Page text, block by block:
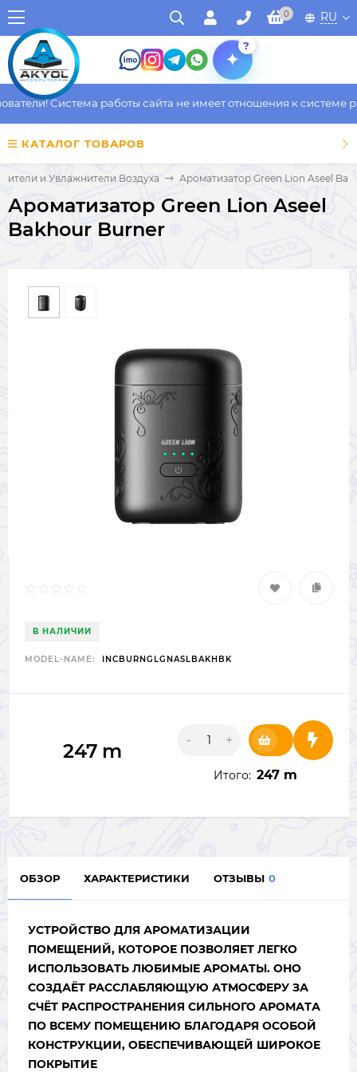
0 RU
?
Система работы сайта не имеет отношения к системе
КАТАЛОГ ТОВАРОВ
и Увлажнители Воздуха Ароматизатор Green Lion Aseel
Ароматизатор Green Lion Aseel
Bakhour Burner
В НАЛИЧИИ
MODEL-NAME: INCBURNGLGNASLBAKHBK
247 m - +
Итого: 247 m
ОБЗОР ХАРАКТЕРИСТИКИ ОТЗЫВЫ 0
УСТРОЙСТВО ДЛЯ АРОМАТИЗАЦИИ
ПОМЕЩЕНИЙ, КОТОРОЕ ПОЗВОЛЯЕТ ЛЕГКО
ИСПОЛЬЗОВАТЬ ЛЮБИМЫЕ АРОМАТЫ. ОНО
СОЗДАЁТ РАССЛАБЛЯЮЩУЮ АТМОСФЕРУ ЗА
СЧЁТ РАСПРОСТРАНЕНИЯ СИЛЬНОГО АРОМАТА
ПО ВСЕМУ ПОМЕЩЕНИЮ БЛАГОДАРЯ ОСОБОЙ
КОНСТРУКЦИИ, ОБЕСПЕЧИВАЮЩЕЙ ШИРОКОЕ
ПОКРЫТИЕ